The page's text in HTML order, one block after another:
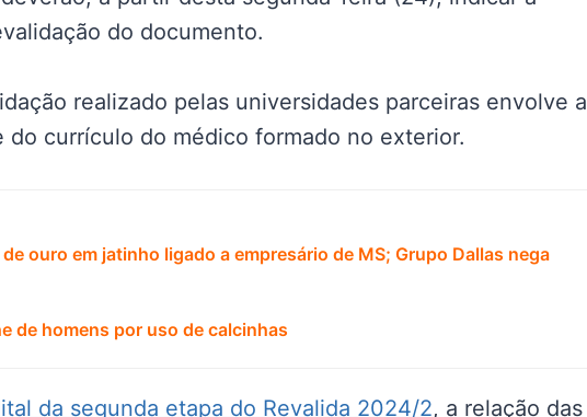
do documento.
realizado pelas universidades parceiras envolve a
do currículo do médico formado no exterior.
ouro em jatinho ligado a empresário de MS; Grupo Dallas nega
de homens por uso de calcinhas
da segunda etapa do Revalida 2024/2, a relação das